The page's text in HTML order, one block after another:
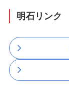
明石リンク